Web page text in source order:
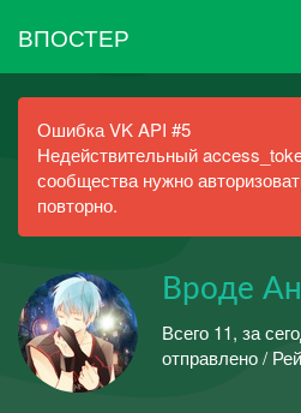
ВПОСТЕР
Ошибка VK API #5
Недействительный
сообщества нужно
повторно.
Вроде
Всего 11, за
отправлено /